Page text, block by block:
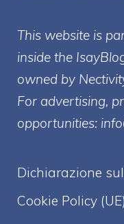
This website is
inside the
owned by
For advertising,
opportunities:
Dichiarazione
Cookie Policy (UE)